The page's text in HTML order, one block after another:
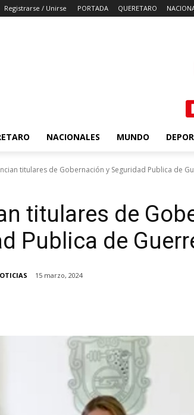
Registrarse / Unirse PORTADA QUERETARO
NACIONALES MUNDO
titulares de Gobernación y Seguridad Publica de
titulares de
Publica de
15 marzo, 2024